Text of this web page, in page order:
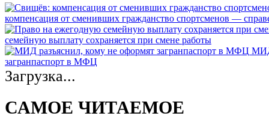
компенсация от сменивших гражданство спортсменов —
семейную выплату сохраняется при смене работы
МИД
загранпаспорт в МФЦ
Загрузка...
САМОЕ ЧИТАЕМОЕ